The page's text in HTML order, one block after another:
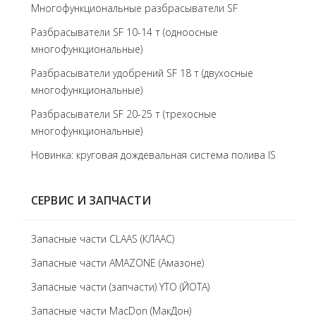
Многофункциональные разбрасыватели SF
Разбрасыватели SF 10-14 т (одноосные
многофункциональные)
Разбрасыватели удобрений SF 18 т (двухосные
многофункциональные)
Разбрасыватели SF 20-25 т (трехосные
многофункциональные)
Новинка: круговая дождевальная система полива IS
СЕРВИС И ЗАПЧАСТИ
Запасные части CLAAS (КЛААС)
Запасные части AMAZONE (Амазоне)
Запасные части (запчасти) YTO (ЙОТА)
Запасные части MacDon (МакДон)